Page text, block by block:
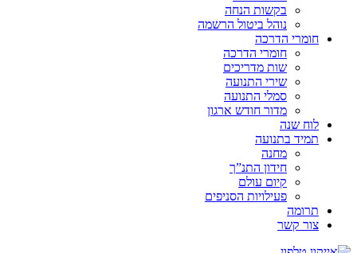
בקשות הנחה
נוהל ביטול הרשמה
חומרי הדרכה
חומרי הדרכה
שות מדריכים
שירי התנועה
סמלי התנועה
מדור חודש ארגון
לוח שנה
תמיד בתנועה
מחנה
חידון התנ”ך
קיום עולם
פעילויות הסניפים
תרומה
צור קשר